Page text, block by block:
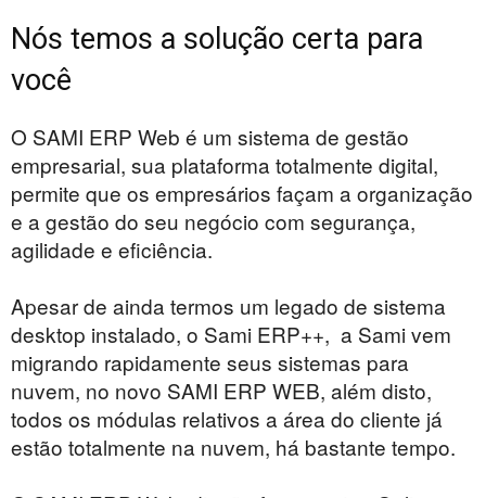
Nós temos a solução certa para
você
O SAMI ERP Web é um sistema de gestão
empresarial, sua plataforma totalmente digital,
permite que os empresários façam a organização
e a gestão do seu negócio com segurança,
agilidade e eficiência.
Apesar de ainda termos um legado de sistema
desktop instalado, o Sami ERP++, a Sami vem
migrando rapidamente seus sistemas para
nuvem, no novo SAMI ERP WEB, além disto,
todos os módulas relativos a área do cliente já
estão totalmente na nuvem, há bastante tempo.